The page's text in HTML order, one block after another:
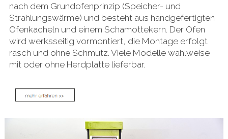
nach dem Grundofenprinzip (Speicher- und
Strahlungswärme) und besteht aus handgefertigten
Ofenkacheln und einem Schamottekern. Der Ofen
wird werksseitig vormontiert, die Montage erfolgt
rasch und ohne Schmutz. Viele Modelle wahlweise
mit oder ohne Herdplatte lieferbar.